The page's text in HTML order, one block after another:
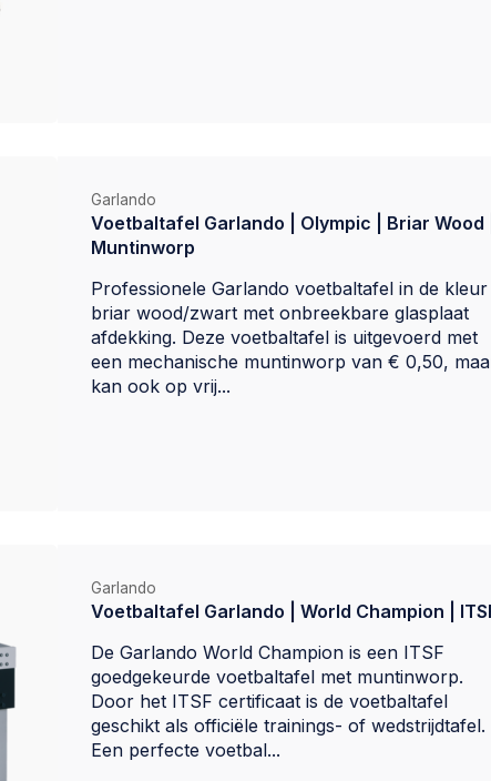
Garlando
Voetbaltafel Garlando | Olympic | Briar Wood |
Muntinworp
Professionele Garlando voetbaltafel in de kleur
briar wood/zwart met onbreekbare glasplaat
afdekking. Deze voetbaltafel is uitgevoerd met
een mechanische muntinworp van € 0,50,
kan ook op vrij...
Garlando
Voetbaltafel Garlando | World Champion |
De Garlando World Champion is een ITSF
goedgekeurde voetbaltafel met muntinworp.
Door het ITSF certificaat is de voetbaltafel
geschikt als officiële trainings- of wedstrijdtafel.
Een perfecte voetbal...